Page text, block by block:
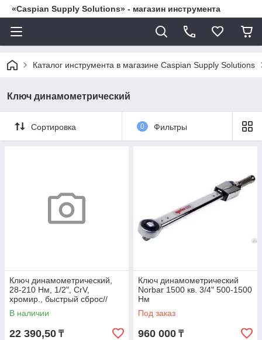
«Caspian Supply Solutions» - магазин инструмента
Каталог инструмента в магазине Caspian Supply Solutions
Ключ динамометрический
Сортировка 0 Фильтры
Ключ динамометрический,
28-210 Нм, 1/2", CrV,
хромир., быстрый сброс//
Stels
В наличии
22 390,50 ₸
Ключ динамометрический
Norbar 1500 кв. 3/4" 500-1500
Нм
Под заказ
960 000 ₸